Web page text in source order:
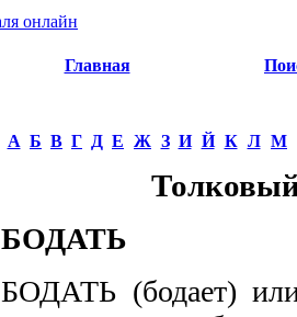
Главная
А Б В Г Д Е Ж З И Й К Л М
БОДАТЬ
БОДАТЬ (бодает)